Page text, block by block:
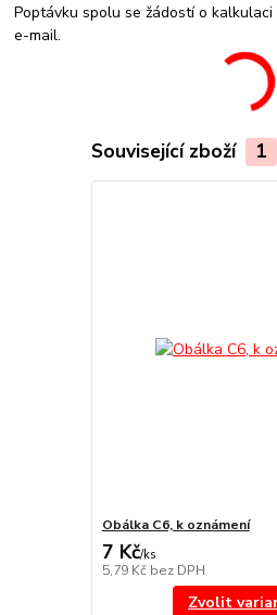
Poptávku spolu se žádostí o
e-mail.
Související zboží 1
Obálka C6, k oznámení
7 Kč/ks
5,79 Kč bez DPH
Zvolit